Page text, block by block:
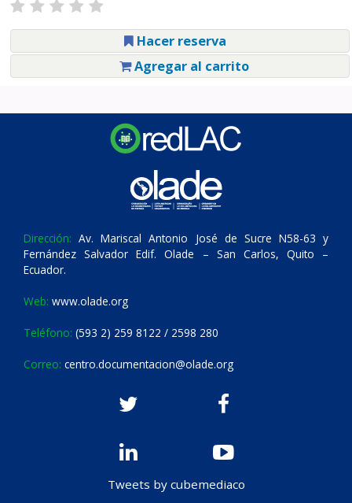
Hacer reserva
Agregar al carrito
Dirección: Av. Mariscal Antonio José de Sucre N58-63 y
Fernández Salvador Edif. Olade – San Carlos, Quito –
Ecuador.
Web: www.olade.org
Teléfono: (593 2) 259 8122 / 2598 280
Correo: centro.documentacion@olade.org
Tweets by cubemediaco